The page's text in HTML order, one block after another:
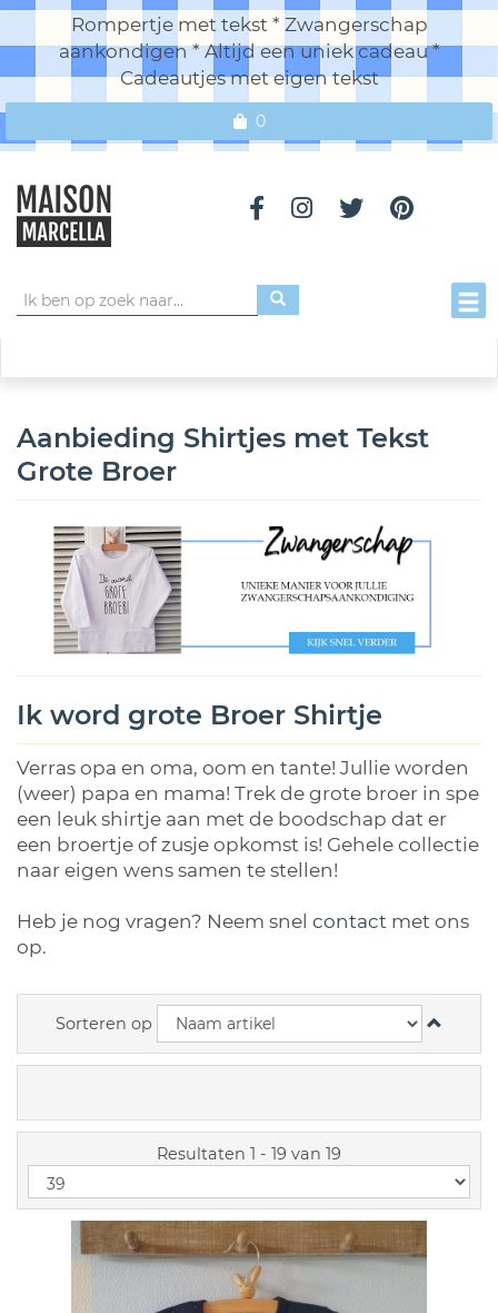
Rompertje met tekst * Zwangerschap
aankondigen * Altijd een uniek cadeau *
Cadeautjes met eigen tekst
0
Aanbieding Shirtjes met Tekst
Grote Broer
Ik word grote Broer Shirtje
Verras opa en oma, oom en tante! Jullie worden
(weer) papa en mama! Trek de grote broer in spe
een leuk shirtje aan met de boodschap dat er
een broertje of zusje opkomst is! Gehele collectie
naar eigen wens samen te stellen!
Heb je nog vragen? Neem snel contact met ons
op.
Sorteren op
Resultaten 1 - 19 van 19